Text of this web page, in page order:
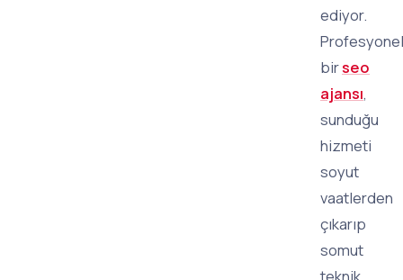
ediyor.
Profesyonel
birseo
ajansı,
sunduğu
hizmeti
soyut
vaatlerden
çıkarıp
somut
teknik